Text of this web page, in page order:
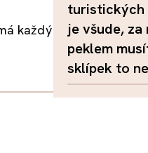
každý
turistických
je všude,
peklem
sklípek to